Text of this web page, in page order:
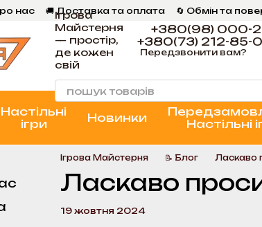
контенту
нас 🚚 Доставка та оплата 🔄 Обмін та
📞 Контакти Ігрова Майстерня Програма
Ігрова
Майстерня
— простір,
де кожен
свій
+380(98) 000-
+380(73) 212-85-
Передзвонити вам?
Настільні
ігри
Новинки
Настільні
Ігрова Майстерня 📝 Блог Ласкаво
Ласкаво
19 жовтня 2024